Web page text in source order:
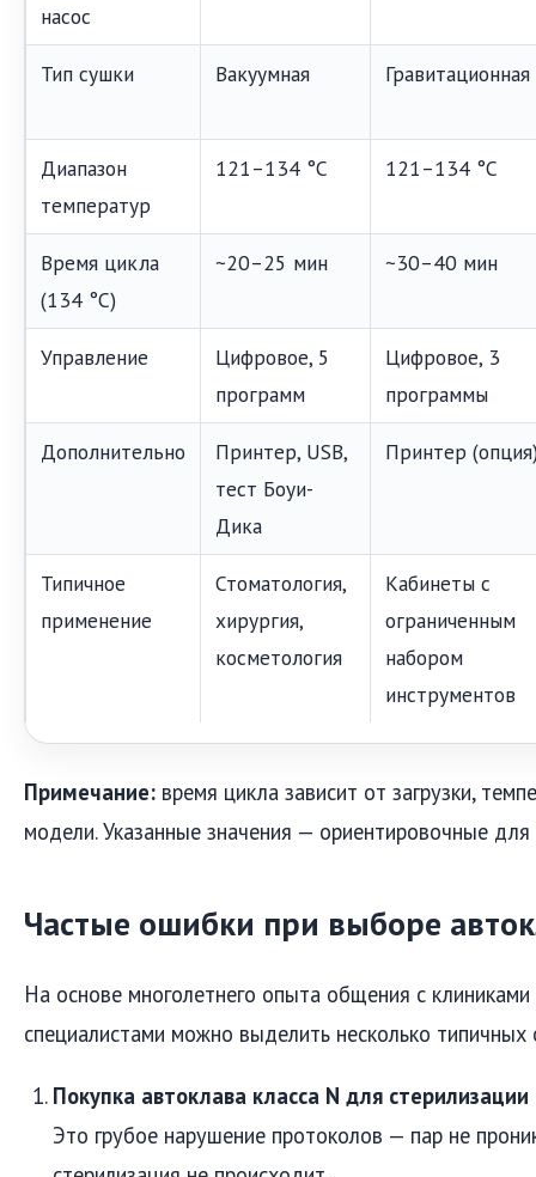
насос
Тип сушки Вакуумная Гравитационная
Диапазон
температур
121–134 °C 121–134 °C
Время цикла
(134 °C)
~20–25 мин ~30–40 мин
Управление
Цифровое, 5
программ
Цифровое, 3
программы
Дополнительно
Принтер, USB,
тест Боуи-
Дика
Принтер
Типичное
применение
Стоматология,
хирургия,
косметология
Кабинеты с
ограниченным
набором
инструментов
Примечание: время цикла зависит от загрузки,
модели. Указанные значения — ориентировочные
Частые ошибки при выборе
На основе многолетнего опыта общения с
специалистами можно выделить несколько
Покупка автоклава класса N для
Это грубое нарушение протоколов — пар не